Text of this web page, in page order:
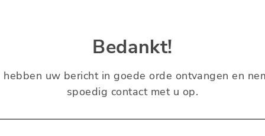
Bedankt!
uw bericht in goede orde ontvangen en
spoedig contact met u op.